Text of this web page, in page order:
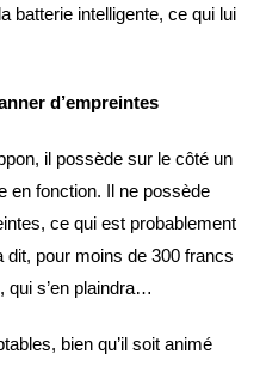
batterie intelligente, ce qui lui
d’empreintes
il possède sur le côté un
en fonction. Il ne possède
ce qui est probablement
dit, pour moins de 300 francs
qui s’en plaindra…
bien qu’il soit animé